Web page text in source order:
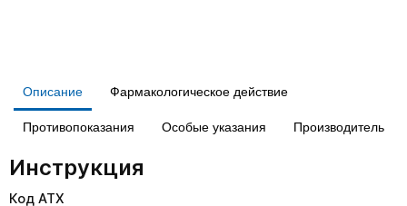
Описание Фармакологическое действие
Противопоказания Особые указания Производитель
Инструкция
Код АТХ